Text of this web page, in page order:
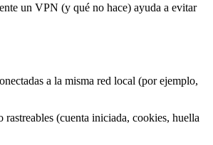
un VPN (y qué no hace) ayuda a evitar
a la misma red local (por ejemplo,
(cuenta iniciada, cookies, huella